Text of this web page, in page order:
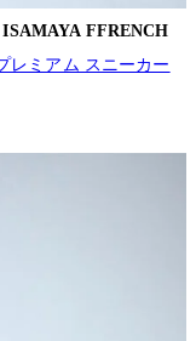
FFRENCH
レミアム スニーカー